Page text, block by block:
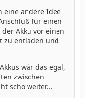
eine andere Idee
für einen
Akku vor einen
zu entladen und
wär das egal,
zwischen
scho weiter...